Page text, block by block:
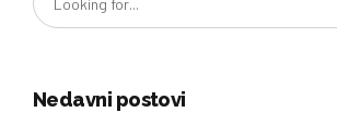
Nedavni postovi